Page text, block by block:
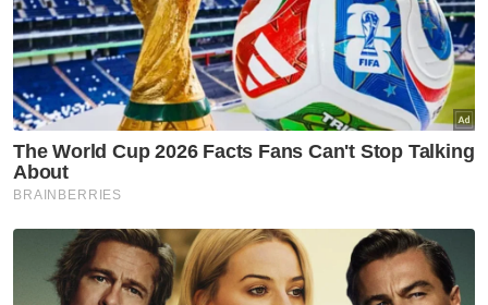
Semasa
RCI TH: SPRM, PDRM, LHDN
mula 'gempur' individu terlibat
siasatan